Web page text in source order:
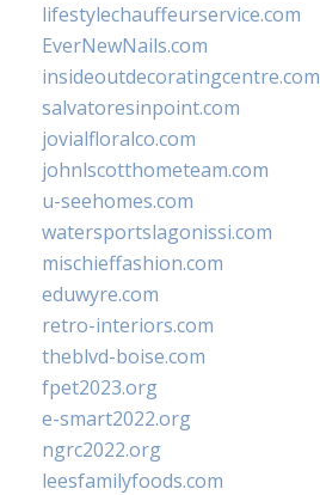
lifestylechauffeurservice.com
EverNewNails.com
insideoutdecoratingcentre.com
salvatoresinpoint.com
jovialfloralco.com
johnlscotthometeam.com
u-seehomes.com
watersportslagonissi.com
mischieffashion.com
eduwyre.com
retro-interiors.com
theblvd-boise.com
fpet2023.org
e-smart2022.org
ngrc2022.org
leesfamilyfoods.com